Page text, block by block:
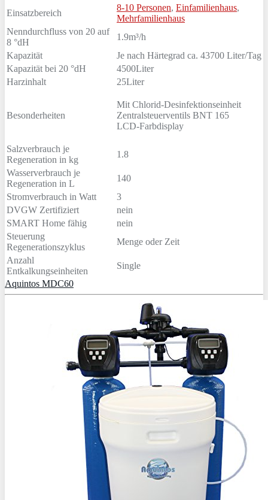
Einsatzbereich
8-10 Personen, Einfamilienhaus,
Mehrfamilienhaus
Nenndurchfluss von 20 auf
8 °dH
1.9m³/h
Kapazität
Je nach Härtegrad ca. 43700 Liter/Tag
Kapazität bei 20 °dH
4500Liter
Harzinhalt
25Liter
Besonderheiten
Mit Chlorid-Desinfektionseinheit
Zentralsteuerventils BNT 165
LCD-Farbdisplay
Salzverbrauch je
Regeneration in kg
1.8
Wasserverbrauch je
Regeneration in L
140
Stromverbrauch in Watt
3
DVGW Zertifiziert
nein
SMART Home fähig
nein
Steuerung
Regenerationszyklus
Menge oder Zeit
Anzahl
Entkalkungseinheiten
Single
Aquintos MDC60